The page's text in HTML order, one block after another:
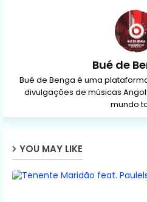
Bué de
Bué de Benga é uma
divulgações de músicas
mundo
YOU MAY LIKE